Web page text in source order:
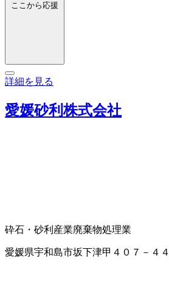
ここから応援
詳細を見る
愛媛砂利株式会社
砕石・砂利 産業廃棄物処理業
愛媛県宇和島市坂下津甲４０７－４４